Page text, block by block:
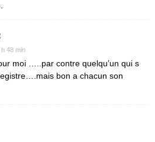
48 min
moi …..par contre quelqu’un qui s
bon a chacun son